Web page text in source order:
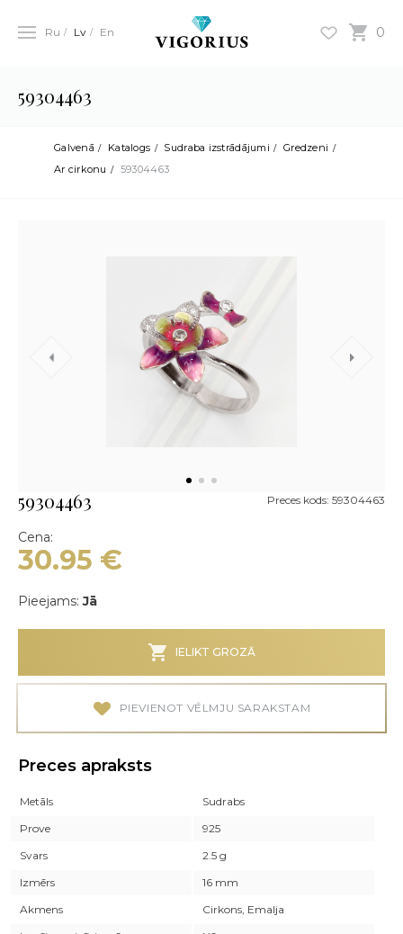
0
Ru Lv En
59304463
Galvenā Katalogs Sudraba izstrādājumi
Gredzeni
Ar cirkonu
59304463
59304463 Preces kods: 59304463
Cena:
30.95 €
Pieejams:Jā
IELIKT GROZĀ
PIEVIENOT VĒLMJU SARAKSTAM
Preces apraksts
Metāls
Sudrabs
Prove
925
Svars
2.5 g
Izmērs
16 mm
Akmens
Cirkons, Emalja